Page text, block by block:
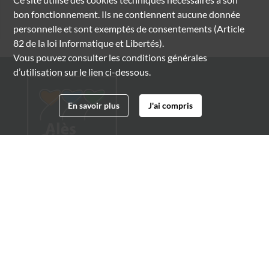
bon fonctionnement. Ils ne contiennent aucune donnée
personnelle et sont exemptés de consentements (Article
82 de la loi Informatique et Libertés).
Vous pouvez consulter les conditions générales
d’utilisation sur le lien ci-dessous.
En savoir plus J'ai compris